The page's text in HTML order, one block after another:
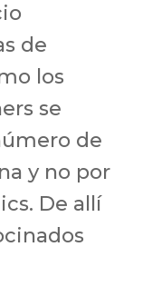
de
los
se
de
y no por
De allí